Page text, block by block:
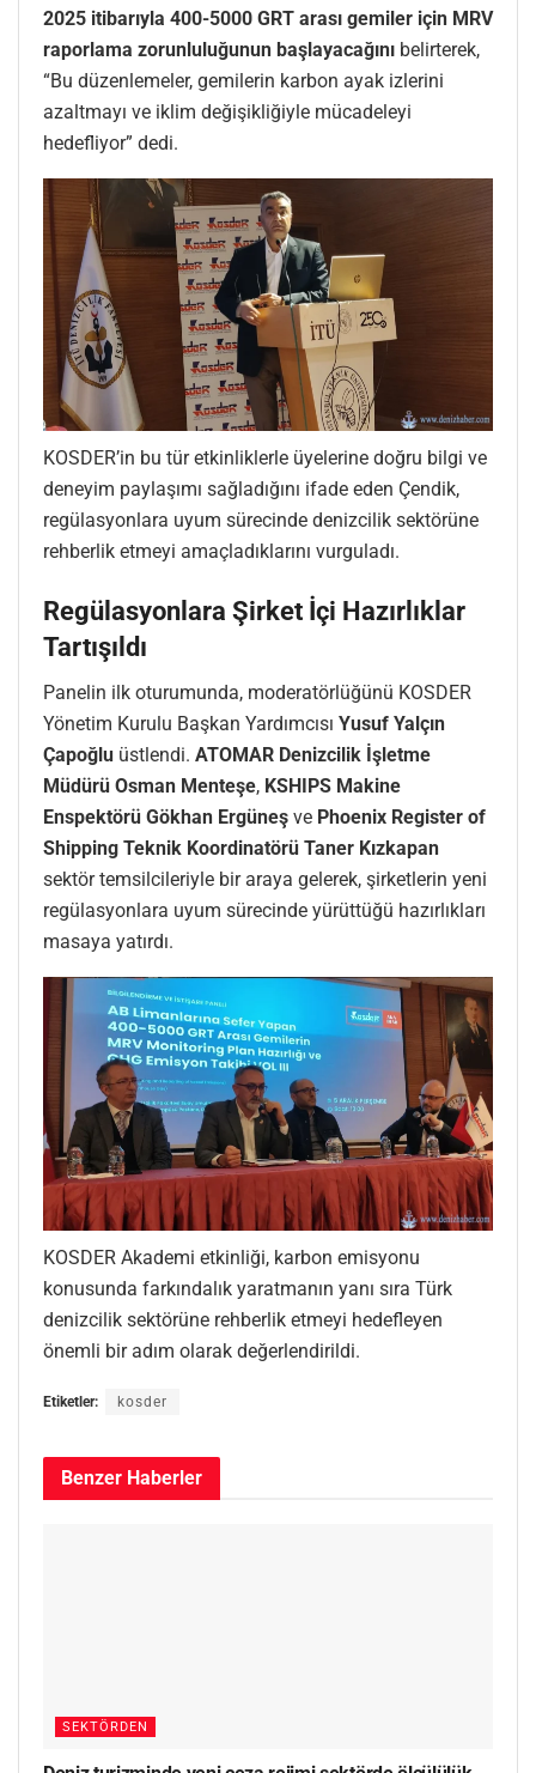
2025 itibarıyla 400-5000 GRT arası gemiler için MRV
raporlama zorunluluğunun başlayacağını belirterek,
“Bu düzenlemeler, gemilerin karbon ayak izlerini
azaltmayı ve iklim değişikliğiyle mücadeleyi
hedefliyor” dedi.
KOSDER’in bu tür etkinliklerle üyelerine doğru bilgi ve
deneyim paylaşımı sağladığını ifade eden Çendik,
regülasyonlara uyum sürecinde denizcilik sektörüne
rehberlik etmeyi amaçladıklarını vurguladı.
Regülasyonlara Şirket İçi Hazırlıklar
Tartışıldı
Panelin ilk oturumunda, moderatörlüğünü KOSDER
Yönetim Kurulu Başkan Yardımcısı Yusuf Yalçın
Çapoğlu üstlendi. ATOMAR Denizcilik İşletme
Müdürü Osman Menteşe, KSHIPS Makine
Enspektörü Gökhan Ergüneş ve Phoenix Register of
Shipping Teknik Koordinatörü Taner Kızkapan
sektör temsilcileriyle bir araya gelerek, şirketlerin yeni
regülasyonlara uyum sürecinde yürüttüğü hazırlıkları
masaya yatırdı.
KOSDER Akademi etkinliği, karbon emisyonu
konusunda farkındalık yaratmanın yanı sıra Türk
denizcilik sektörüne rehberlik etmeyi hedefleyen
önemli bir adım olarak değerlendirildi.
Etiketler: kosder
Benzer Haberler
SEKTÖRDEN